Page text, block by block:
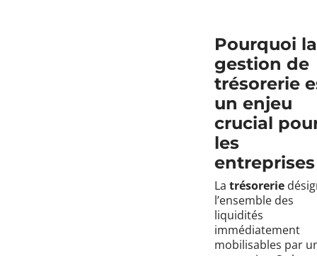
Pourquoi la
gestion de
trésorerie
un enjeu
crucial
les
entreprises
La trésorerie
l’ensemble des
liquidités
immédiatement
mobilisables par